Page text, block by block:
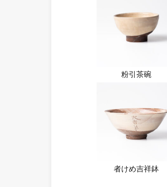
粉引茶碗
者けめ吉祥鉢